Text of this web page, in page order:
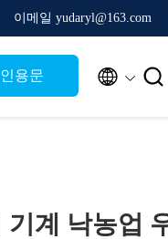
이메일 yudaryl@163.com
용문  
계 낙농업